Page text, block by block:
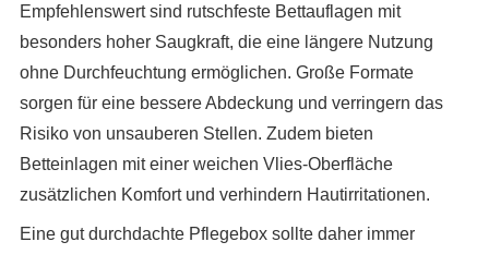
Empfehlenswert sind rutschfeste Bettauflagen mit
besonders hoher Saugkraft, die eine längere Nutzung
ohne Durchfeuchtung ermöglichen. Große Formate
sorgen für eine bessere Abdeckung und verringern das
Risiko von unsauberen Stellen. Zudem bieten
Betteinlagen mit einer weichen Vlies-Oberfläche
zusätzlichen Komfort und verhindern Hautirritationen.
Eine gut durchdachte Pflegebox sollte daher immer